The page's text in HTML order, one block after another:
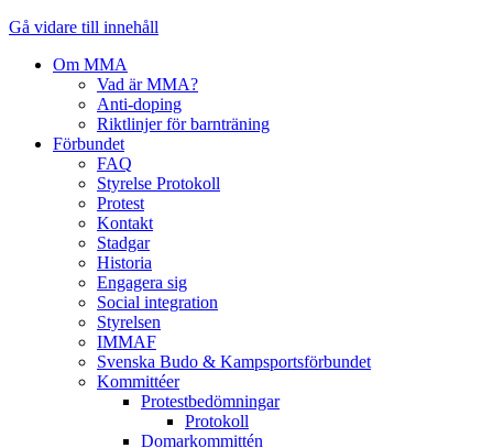
Gå vidare till innehåll
Om MMA
Vad är MMA?
Anti-doping
Riktlinjer för barnträning
Förbundet
FAQ
Styrelse Protokoll
Protest
Kontakt
Stadgar
Historia
Engagera sig
Social integration
Styrelsen
IMMAF
Svenska Budo & Kampsportsförbundet
Kommittéer
Protestbedömningar
Protokoll
Domarkommittén